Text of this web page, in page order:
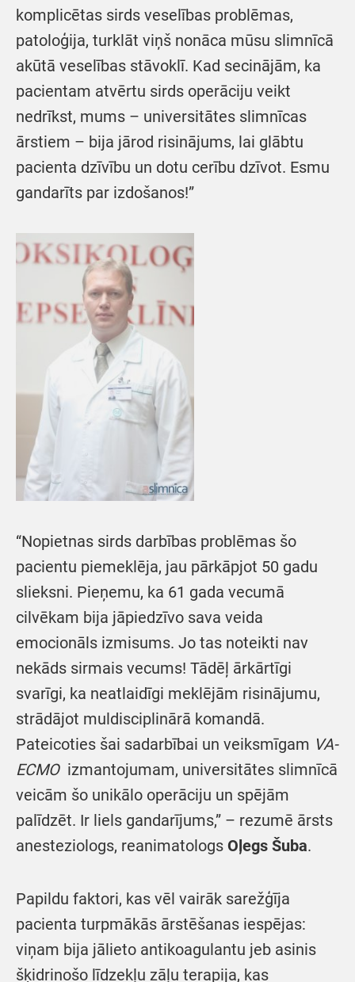
komplicētas sirds veselības problēmas,
patoloģija, turklāt viņš nonāca mūsu slimnīcā
akūtā veselības stāvoklī. Kad secinājām, ka
pacientam atvērtu sirds operāciju veikt
nedrīkst, mums – universitātes slimnīcas
ārstiem – bija jārod risinājums, lai glābtu
pacienta dzīvību un dotu cerību dzīvot. Esmu
gandarīts par izdošanos!”
“Nopietnas sirds darbības problēmas šo
pacientu piemeklēja, jau pārkāpjot 50 gadu
slieksni. Pieņemu, ka 61 gada vecumā
cilvēkam bija jāpiedzīvo sava veida
emocionāls izmisums. Jo tas noteikti nav
nekāds sirmais vecums! Tādēļ ārkārtīgi
svarīgi, ka neatlaidīgi meklējām risinājumu,
strādājot muldisciplinārā komandā.
Pateicoties šai sadarbībai un veiksmīgam VA-
ECMOizmantojumam, universitātes slimnīcā
veicām šo unikālo operāciju un spējām
palīdzēt. Ir liels gandarījums,” – rezumē ārsts
anesteziologs, reanimatologs Oļegs Šuba.
Papildu faktori, kas vēl vairāk sarežģīja
pacienta turpmākās ārstēšanas iespējas:
viņam bija jālieto antikoagulantu jeb asinis
šķidrinošo līdzekļu zāļu terapija, kas